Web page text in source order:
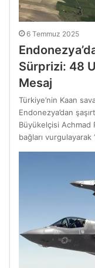
6 Temmuz 2025
Sürprizi: 48
Mesaj
Türkiye’nin Kaan
Endonezya’dan
Büyükelçisi Achmad
bağları